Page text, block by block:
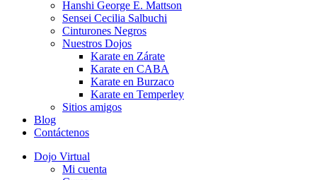
Hanshi George E. Mattson
Sensei Cecilia Salbuchi
Cinturones Negros
Nuestros Dojos
Karate en Zárate
Karate en CABA
Karate en Burzaco
Karate en Temperley
Sitios amigos
Blog
Contáctenos
Dojo Virtual
Mi cuenta